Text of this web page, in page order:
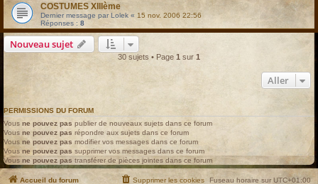
COSTUMES XIIIème
Dernier message par Lolek « 15 nov. 2006 22:56
Réponses : 8
Nouveau sujet
30 sujets • Page 1 sur 1
Aller
PERMISSIONS DU FORUM
Vous ne pouvez pas publier de nouveaux sujets dans ce forum
Vous ne pouvez pas répondre aux sujets dans ce forum
Vous ne pouvez pas modifier vos messages dans ce forum
Vous ne pouvez pas supprimer vos messages dans ce forum
Vous ne pouvez pas transférer de pièces jointes dans ce forum
Accueil du forum Fuseau horaire surUTC+01:00
Supprimer les cookies